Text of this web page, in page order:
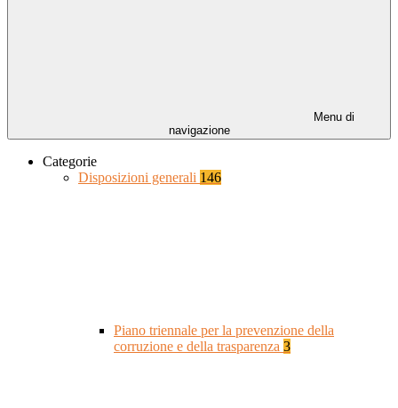
Menu di
navigazione
Categorie
Disposizioni generali 146
Piano triennale per la prevenzione della
corruzione e della trasparenza 3